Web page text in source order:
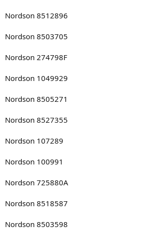
Nordson 8512896
Nordson 8503705
Nordson 274798F
Nordson 1049929
Nordson 8505271
Nordson 8527355
Nordson 107289
Nordson 100991
Nordson 725880A
Nordson 8518587
Nordson 8503598